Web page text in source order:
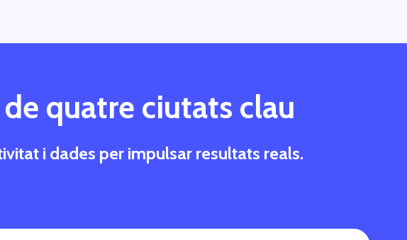
quatre ciutats clau
i dades per impulsar resultats reals.